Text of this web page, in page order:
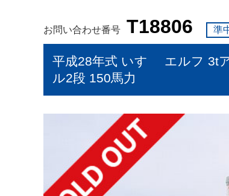
お問い合わせ番号 T18806 準
平成28年式 いすゞ エルフ 3t
ル2段 150馬力